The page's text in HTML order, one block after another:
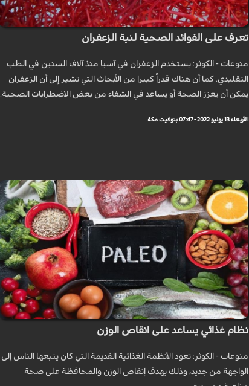
تعرف على الفوائد الصحية لنبة الزعفران
منوعات - الكوثر: يستخدم الزعفران في آسيا منذ آلاف السنين في الطب
التقليدي. كما أن هناك قدراً كبيرا من الأبحاث التي تشير إلى أن الزعفران
يمكن أن يعزز الصحة أو يساعد في الشفاء من بعض الاضطرابات الصحية.
الأربعاء 13 يوليو 2022 - 07:47 بتوقيت مكة
نظام غذائي يساعد على انقاص الوزن
منوعات - الكوثر: تعود الأنظمة الغذائية القديمة التي كان يتبعها الناس إلى
الواجهة من جديد، وذلك بهدف إنقاص الوزن والمحافظة على صحة